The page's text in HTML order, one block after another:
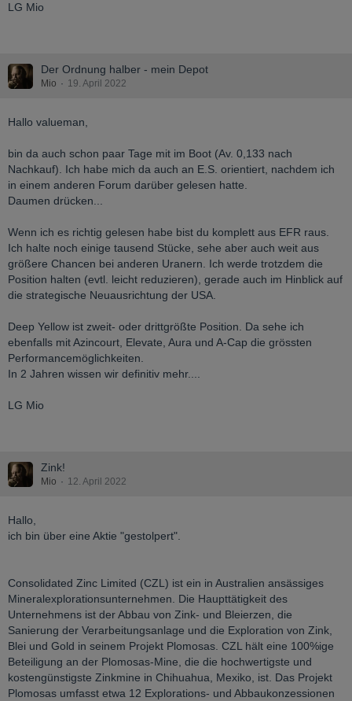
LG Mio
Der Ordnung halber - mein Depot
Mio 19. April 2022
Hallo valueman,
bin da auch schon paar Tage mit im Boot (Av. 0,133 nach
Nachkauf). Ich habe mich da auch an E.S. orientiert, nachdem ich
in einem anderen Forum darüber gelesen hatte.
Daumen drücken...
Wenn ich es richtig gelesen habe bist du komplett aus EFR raus.
Ich halte noch einige tausend Stücke, sehe aber auch weit aus
größere Chancen bei anderen Uranern. Ich werde trotzdem die
Position halten (evtl. leicht reduzieren), gerade auch im Hinblick auf
die strategische Neuausrichtung der USA.
Deep Yellow ist zweit- oder drittgrößte Position. Da sehe ich
ebenfalls mit Azincourt, Elevate, Aura und A-Cap die grössten
Performancemöglichkeiten.
In 2 Jahren wissen wir definitiv mehr....
LG Mio
Zink!
Mio 12. April 2022
Hallo,
ich bin über eine Aktie "gestolpert".
Consolidated Zinc Limited (CZL) ist ein in Australien ansässiges
Mineralexplorationsunternehmen. Die Haupttätigkeit des
Unternehmens ist der Abbau von Zink- und Bleierzen, die
Sanierung der Verarbeitungsanlage und die Exploration von Zink,
Blei und Gold in seinem Projekt Plomosas. CZL hält eine 100%ige
Beteiligung an der Plomosas-Mine, die die hochwertigste und
kostengünstigste Zinkmine in Chihuahua, Mexiko, ist. Das Projekt
Plomosas umfasst etwa 12 Explorations- und Abbaukonzessionen